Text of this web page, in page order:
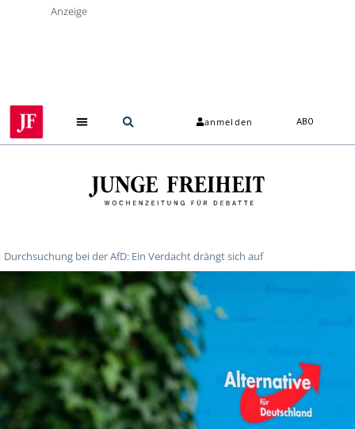
Anzeige
anmelden ABO
Durchsuchung bei der AfD: Ein Verdacht drängt sich auf